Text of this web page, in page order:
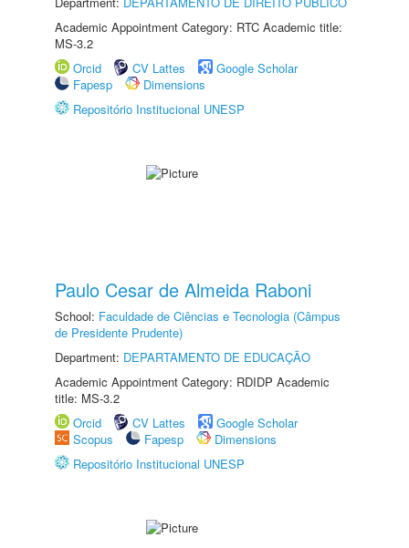
Academic Appointment Category: RTC Academic title:
MS-3.2
Orcid
CV Lattes
Google Scholar
Fapesp
Dimensions
Repositório Institucional UNESP
Paulo Cesar de Almeida Raboni
School: Faculdade de Ciências e Tecnologia (Câmpus
de Presidente Prudente)
Department: DEPARTAMENTO DE EDUCAÇÃO
Academic Appointment Category: RDIDP Academic
title: MS-3.2
Orcid
CV Lattes
Google Scholar
Scopus
Fapesp
Dimensions
Repositório Institucional UNESP